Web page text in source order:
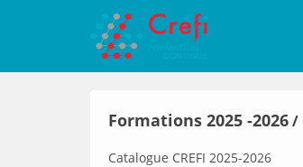
Formations 2025 -2026/
Catalogue CREFI 2025-2026